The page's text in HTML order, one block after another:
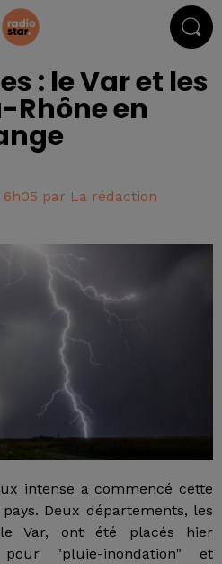
: le Var et les
en
par La rédaction
intense a commencé cette
Deux départements, les
le Var, ont été placés hier
"pluie-inondation" et